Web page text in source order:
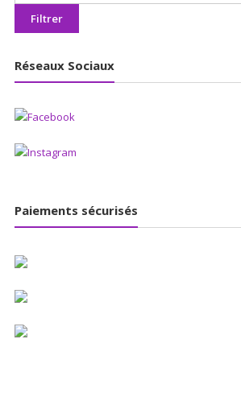
max
Filtrer
Réseaux Sociaux
Paiements sécurisés